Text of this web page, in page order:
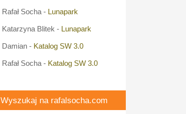
Rafał Socha - Lunapark
Katarzyna Blitek - Lunapark
Damian - Katalog SW 3.0
Rafał Socha - Katalog SW 3.0
Wyszukaj na rafalsocha.com